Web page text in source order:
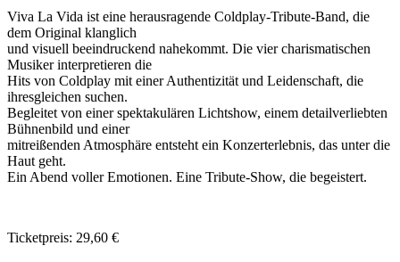
Viva La Vida ist eine herausragende Coldplay-Tribute-Band, die
dem Original klanglich
und visuell beeindruckend nahekommt. Die vier charismatischen
Musiker interpretieren die
Hits von Coldplay mit einer Authentizität und Leidenschaft, die
ihresgleichen suchen.
Begleitet von einer spektakulären Lichtshow, einem detailverliebten
Bühnenbild und einer
mitreißenden Atmosphäre entsteht ein Konzerterlebnis, das unter die
Haut geht.
Ein Abend voller Emotionen. Eine Tribute-Show, die begeistert.
Ticketpreis: 29,60 €